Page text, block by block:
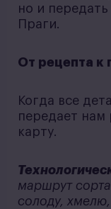
но и
Праги.
От рецепта к
Когда все
передает нам
карту.
маршрут
солоду,